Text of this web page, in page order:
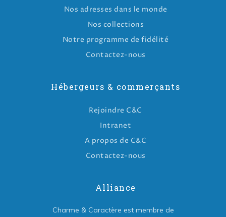
Nos adresses dans le monde
Nos collections
Notre programme de fidélité
Contactez-nous
Hébergeurs & commerçants
Rejoindre C&C
Intranet
A propos de C&C
Contactez-nous
Alliance
Charme & Caractère est membre de